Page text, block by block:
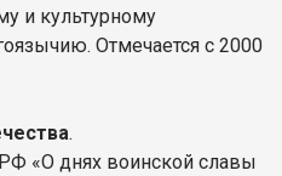
и культурному
Отмечается с 2000
.
«О днях воинской славы